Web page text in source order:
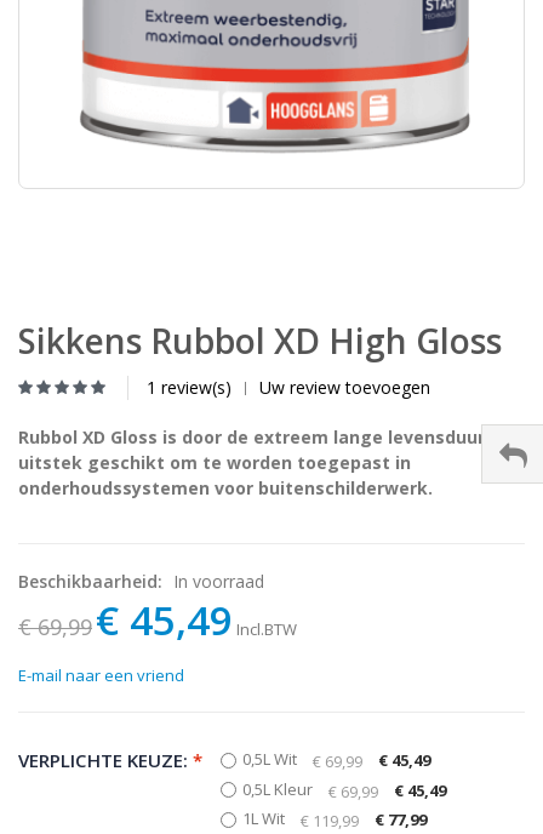
Sikkens Rubbol XD High Gloss
1 review(s) | Uw review toevoegen
Rubbol XD Gloss is door de extreem lange levensduur bij
uitstek geschikt om te worden toegepast in
onderhoudssystemen voor buitenschilderwerk.
Beschikbaarheid: In voorraad
€ 69,99€ 45,49 Incl.BTW
E-mail naar een vriend
VERPLICHTE KEUZE: * 0,5L Wit € 69,99
€ 45,49
0,5L Kleur
€ 69,99
€ 45,49
1L Wit
€ 119,99
€ 77,99